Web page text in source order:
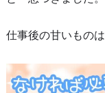
仕事後の甘いもの